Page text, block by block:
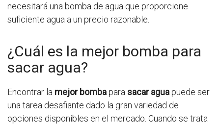
necesitará una bomba de agua que proporcione
suficiente agua a un precio razonable.
¿Cuál es la mejor bomba para
sacar agua?
Encontrar la mejor bombapara sacar aguapuede ser
una tarea desafiante dado la gran variedad de
opciones disponibles en el mercado. Cuando se trata